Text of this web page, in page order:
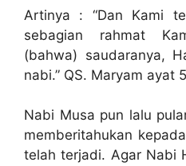
Artinya : “Dan Kami
sebagian rahmat
(bahwa) saudaranya,
nabi.” QS. Maryam ayat
Nabi Musa pun lalu
memberitahukan
telah terjadi. Agar Nabi